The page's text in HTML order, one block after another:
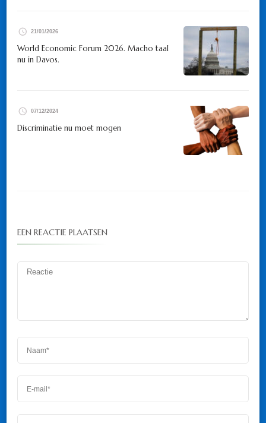
21/01/2026
World Economic Forum 2026. Macho taal
nu in Davos.
07/12/2024
Discriminatie nu moet mogen
EEN REACTIE PLAATSEN